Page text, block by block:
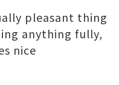
pleasant thing
anything fully,
nice